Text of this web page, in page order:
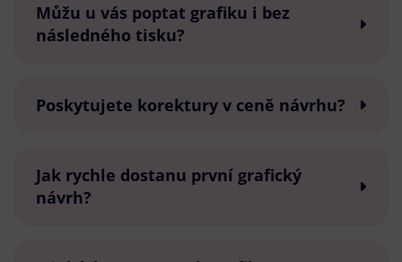
Můžu u vás poptat grafiku i bez
následného tisku?
Poskytujete korektury v ceně návrhu?
Jak rychle dostanu první grafický
návrh?